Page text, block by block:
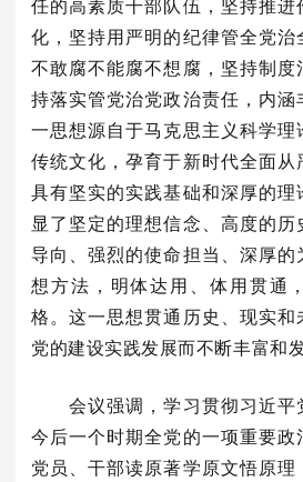
任的高素质干部队伍，坚持推进
化，坚持用严明的纪律管全党
不敢腐不能腐不想腐，坚持制度
持落实管党治党政治责任，内
一思想源自于马克思主义科学理
传统文化，孕育于新时代全面从
具有坚实的实践基础和深厚的
显了坚定的理想信念、高度的
导向、强烈的使命担当、深厚的
想方法，明体达用、体用贯通
格。这一思想贯通历史、现实
党的建设实践发展而不断丰富和发
会议强调，学习贯彻习近平
今后一个时期全党的一项重要政
党员、干部读原著学原文悟原理